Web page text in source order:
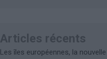
Articles récents
Les îles européennes, la